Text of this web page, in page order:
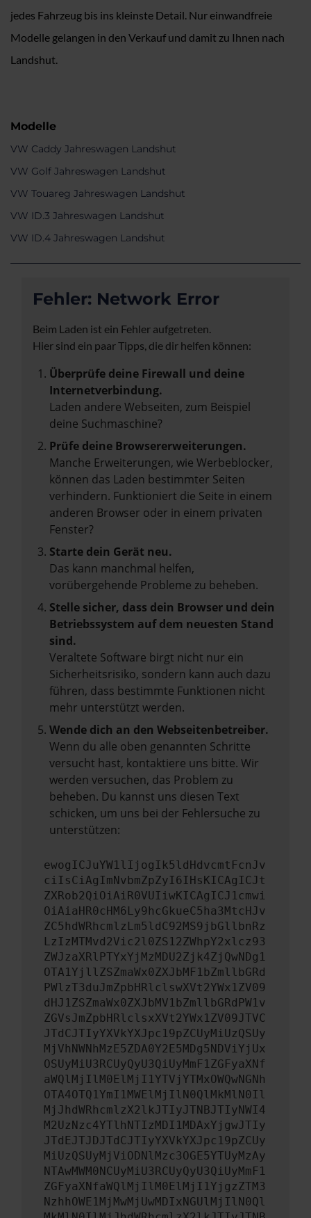
jedes Fahrzeug bis ins kleinste Detail. Nur einwandfreie
Modelle gelangen in den Verkauf und damit zu Ihnen nach
Landshut.
Modelle
VW Caddy Jahreswagen Landshut
VW Golf Jahreswagen Landshut
VW Touareg Jahreswagen Landshut
VW ID.3 Jahreswagen Landshut
VW ID.4 Jahreswagen Landshut
Fehler: Network Error
Beim Laden ist ein Fehler aufgetreten.
Hier sind ein paar Tipps, die dir helfen können:
Überprüfe deine Firewall und deine
Internetverbindung.
Laden andere Webseiten, zum Beispiel
deine Suchmaschine?
Prüfe deine Browsererweiterungen.
Manche Erweiterungen, wie Werbeblocker,
können das Laden bestimmter Seiten
verhindern. Funktioniert die Seite in einem
anderen Browser oder in einem privaten
Fenster?
Starte dein Gerät neu.
Das kann manchmal helfen,
vorübergehende Probleme zu beheben.
Stelle sicher, dass dein Browser und dein
Betriebssystem auf dem neuesten Stand
sind.
Veraltete Software birgt nicht nur ein
Sicherheitsrisiko, sondern kann auch dazu
führen, dass bestimmte Funktionen nicht
mehr unterstützt werden.
Wende dich an den Webseitenbetreiber.
Wenn du alle oben genannten Schritte
versucht hast, kontaktiere uns bitte. Wir
werden versuchen, das Problem zu
beheben. Du kannst uns diesen Text
schicken, um uns bei der Fehlersuche zu
unterstützen:
ewogICJuYW1lIjogIk5ldHdvcmtFcnJv
ciIsCiAgImNvbmZpZyI6IHsKICAgICJt
ZXRob2QiOiAiR0VUIiwKICAgICJ1cmwi
OiAiaHR0cHM6Ly9hcGkueC5ha3MtcHJv
ZC5hdWRhcmlzLm5ldC92MS9jbGllbnRz
LzIzMTMvd2Vic2l0ZS12ZWhpY2xlcz93
ZWJzaXRlPTYxYjMzMDU2Zjk4ZjQwNDg1
OTA1YjllZSZmaWx0ZXJbMF1bZmllbGRd
PWlzT3duJmZpbHRlclswXVt2YWx1ZV09
dHJ1ZSZmaWx0ZXJbMV1bZmllbGRdPW1v
ZGVsJmZpbHRlclsxXVt2YWx1ZV09JTVC
JTdCJTIyYXVkYXJpc19pZCUyMiUzQSUy
MjVhNWNhMzE5ZDA0Y2E5MDg5NDViYjUx
OSUyMiU3RCUyQyU3QiUyMmF1ZGFyaXNf
aWQlMjIlM0ElMjI1YTVjYTMxOWQwNGNh
OTA4OTQ1YmI1MWElMjIlN0QlMkMlN0Il
MjJhdWRhcmlzX2lkJTIyJTNBJTIyNWI4
M2UzNzc4YTlhNTIzMDI1MDAxYjgwJTIy
JTdEJTJDJTdCJTIyYXVkYXJpc19pZCUy
MiUzQSUyMjViODNlMzc3OGE5YTUyMzAy
NTAwMWM0NCUyMiU3RCUyQyU3QiUyMmF1
ZGFyaXNfaWQlMjIlM0ElMjI1YjgzZTM3
NzhhOWE1MjMwMjUwMDIxNGUlMjIlN0Ql